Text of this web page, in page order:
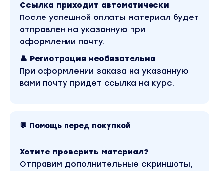
профессиональных психологов 5 дней в
неделю
уроки в записи на учебной платформе, оч
комфортный режим
лекции, супервизии, домашка
наша инфраструктура для отработки
техник, но это по желанию
старт 7 июля
обучение 2 месяца онлайн
Подробная программа во вложении PDF
Ссылка приходит автоматически
После успешной оплаты материал будет
отправлен на указанную при
оформлении почту.
👤 Регистрация необязательна
При оформлении заказа на указанную
вами почту придет ссылка на курс.
💬 Помощь перед покупкой
Хотите проверить материал?
Отправим дополнительные скриншоты,